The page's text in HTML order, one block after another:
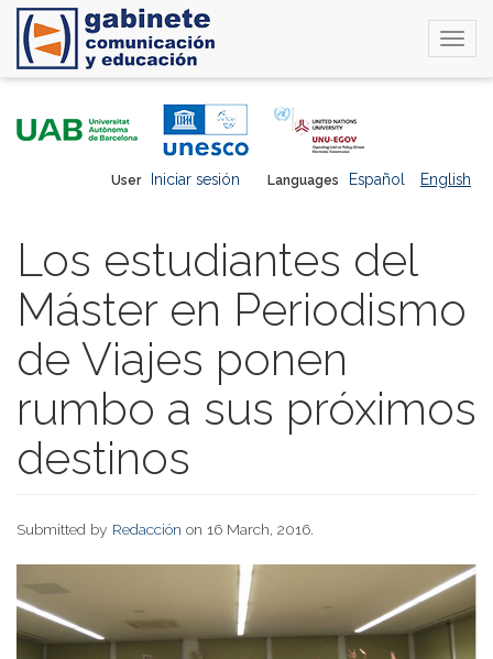
Languages Español English
User Iniciar sesión
Los estudiantes del
Máster en Periodismo
de Viajes ponen
rumbo a sus próximos
destinos
Submitted by Redacción on 16 March, 2016.